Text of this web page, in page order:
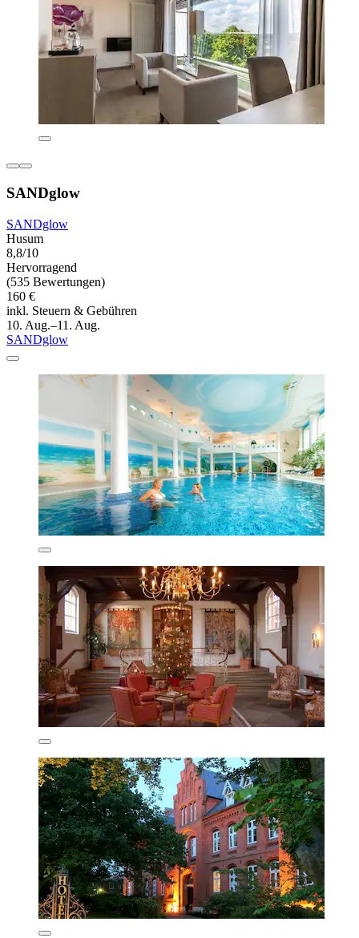
SANDglow
SANDglow
Husum
8,8/10
Hervorragend
(535 Bewertungen)
160 €
inkl. Steuern & Gebühren
10. Aug.–11. Aug.
SANDglow